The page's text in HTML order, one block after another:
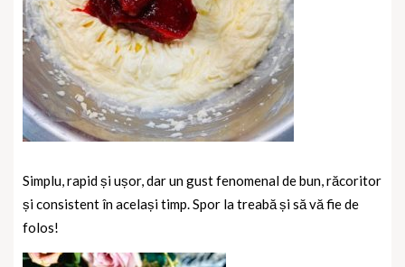
Simplu, rapid și ușor, dar un gust fenomenal de bun, răcoritor
și consistent în același timp. Spor la treabă și să vă fie de
folos!